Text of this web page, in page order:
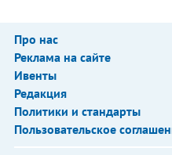
Про нас
Реклама на сайте
Ивенты
Редакция
Политики и стандарты
Пользовательское